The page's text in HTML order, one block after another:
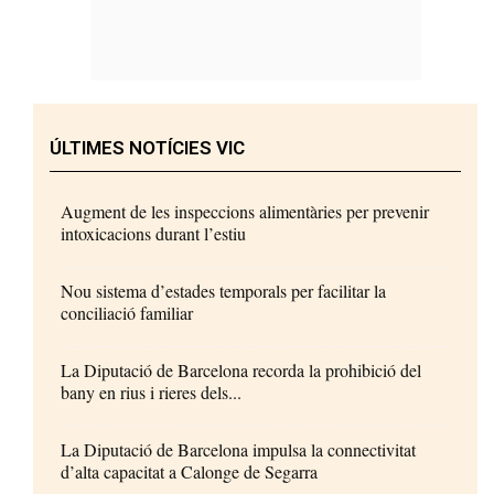
ÚLTIMES NOTÍCIES VIC
Augment de les inspeccions alimentàries per prevenir
intoxicacions durant l’estiu
Nou sistema d’estades temporals per facilitar la
conciliació familiar
La Diputació de Barcelona recorda la prohibició del
bany en rius i rieres dels...
La Diputació de Barcelona impulsa la connectivitat
d’alta capacitat a Calonge de Segarra